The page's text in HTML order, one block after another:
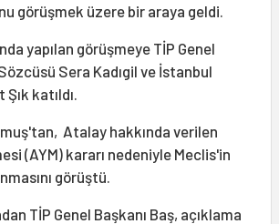
görüşmek üzere bir araya geldi.
yapılan görüşmeye TİP Genel
Sera Kadıgil ve İstanbul
katıldı.
Atalay hakkında verilen
(AYM) kararı nedeniyle Meclis'in
görüştü.
TİP Genel Başkanı Baş, açıklama